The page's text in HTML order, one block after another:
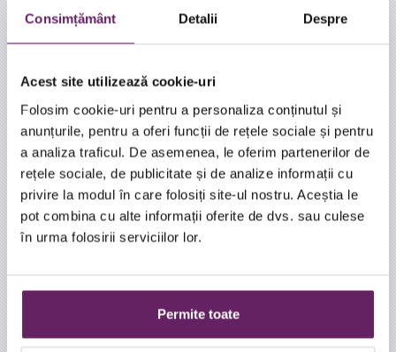
Consimțământ Detalii Despre
Acest site utilizează cookie-uri
Folosim cookie-uri pentru a personaliza conținutul și
anunțurile, pentru a oferi funcții de rețele sociale și pentru
a analiza traficul. De asemenea, le oferim partenerilor de
rețele sociale, de publicitate și de analize informații cu
privire la modul în care folosiți site-ul nostru. Aceștia le
pot combina cu alte informații oferite de dvs. sau culese
în urma folosirii serviciilor lor.
Permite toate
Ridurile din jurul ochilor si gurii
Sunt rezultatul diminuarii cantitatii de colagen si a pierderii
elasticitatii pielii, sub actiunea permanenta a muschilor
circulari din aceste zone care accentueaza plicaturarea
Tratamentul cu plasma fractionata realizeaza o stimulare a
colagenului in zonele tratate. Acest lucru se realizeaza prin
aplicat tratamentul care consta intr-un fascicul electric